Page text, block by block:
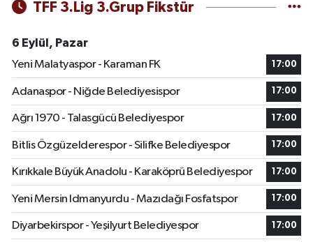
TFF 3.Lig 3.Grup Fikstür
6 Eylül, Pazar
Yeni Malatyaspor - Karaman FK
17:00
Adanaspor - Niğde Belediyesispor 17:00
Ağrı 1970 - Talasgücü Belediyespor 17:00
Bitlis Özgüzelderespor - Silifke Belediyespor 17:00
Kırıkkale Büyük Anadolu - Karaköprü Belediyespor 17:00
Yeni Mersin Idmanyurdu - Mazıdağı Fosfatspor 17:00
Diyarbekirspor - Yeşilyurt Belediyespor 17:00